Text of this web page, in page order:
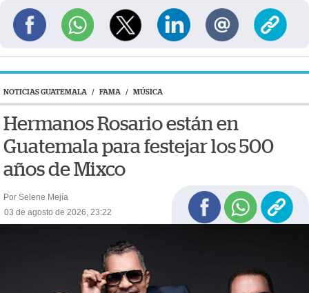
NOTICIAS GUATEMALA / FAMA / MÚSICA
Hermanos Rosario están en
Guatemala para festejar los 500
años de Mixco
Por Selene Mejía
03 de agosto de 2026, 23:22